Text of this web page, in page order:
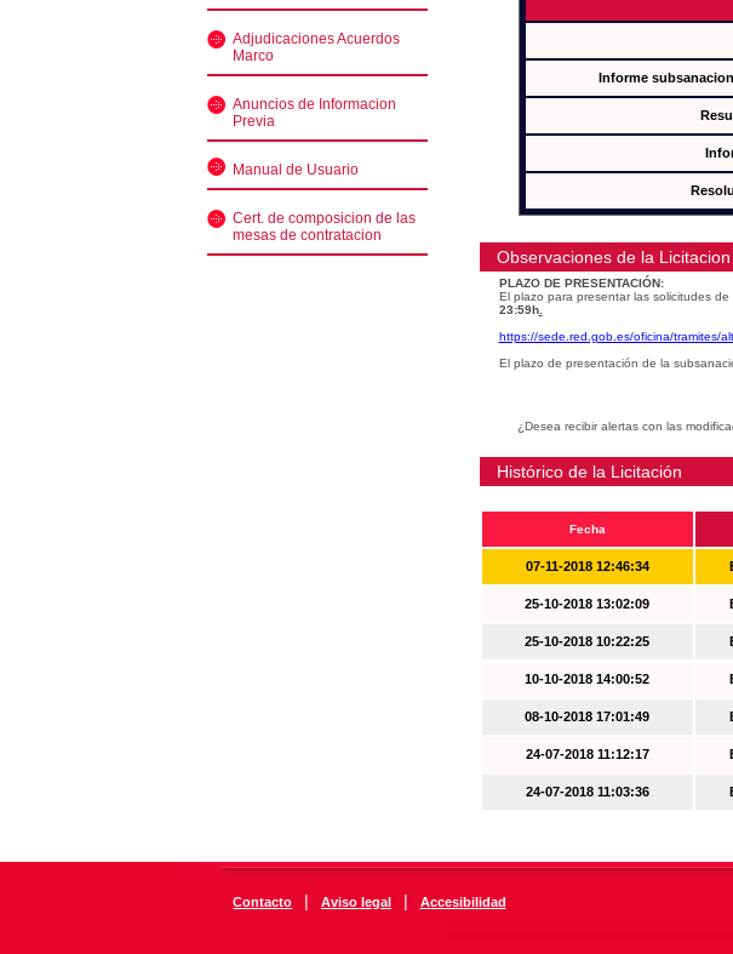
Adjudicaciones Acuerdos
Marco
Anuncios de Informacion
Previa
Manual de Usuario
Cert. de composicion de las
mesas de contratacion
Informe subsanacion
Observaciones de la Licitacion
PLAZO DE PRESENTACIÓN:
El plazo para presentar las solicitudes de
23:59h.
https://sede.red.gob.es/oficina/tramites/
El plazo de presentación de la
¿Desea recibir alertas con las
Histórico de la Licitación
Fecha
07-11-2018 12:46:34
25-10-2018 13:02:09
25-10-2018 10:22:25
10-10-2018 14:00:52
08-10-2018 17:01:49
24-07-2018 11:12:17
24-07-2018 11:03:36
Contacto | Aviso legal | Accesibilidad